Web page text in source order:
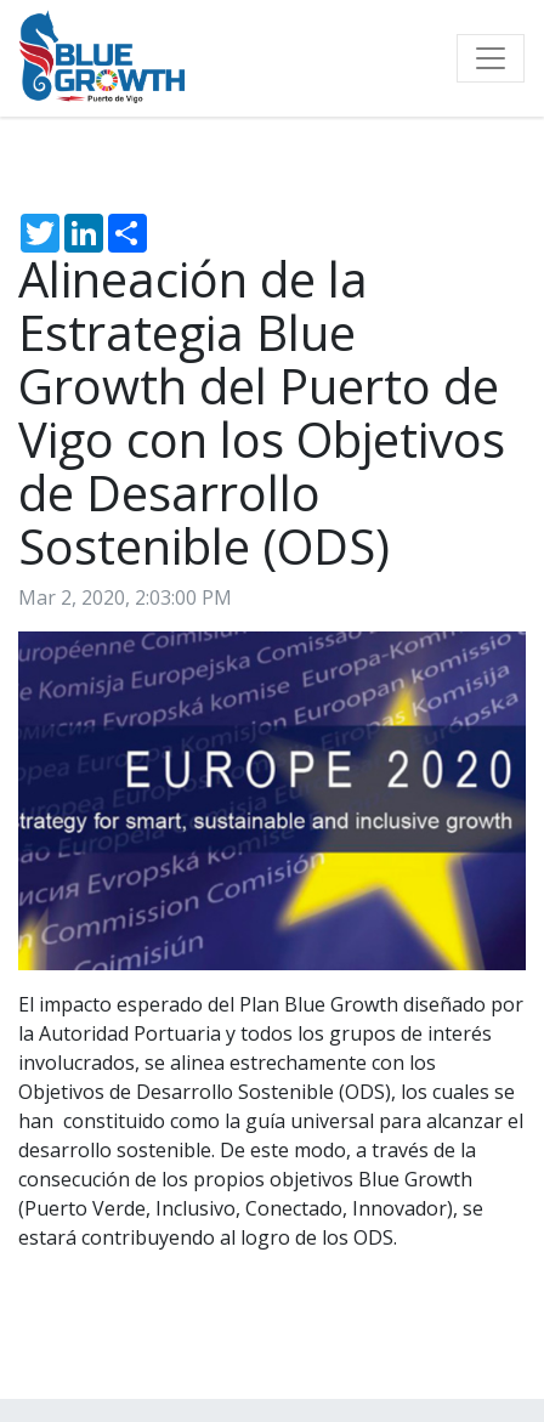
TwitterLinkedIn
Alineación de la
Estrategia Blue
Growth del Puerto de
Vigo con los Objetivos
de Desarrollo
Sostenible (ODS)
Mar 2, 2020, 2:03:00 PM
El impacto esperado del Plan Blue Growth diseñado por
la Autoridad Portuaria y todos los grupos de interés
involucrados, se alinea estrechamente con los
Objetivos de Desarrollo Sostenible (ODS), los cuales se
han constituido como la guía universal para alcanzar el
desarrollo sostenible. De este modo, a través de la
consecución de los propios objetivos Blue Growth
(Puerto Verde, Inclusivo, Conectado, Innovador), se
estará contribuyendo al logro de los ODS.